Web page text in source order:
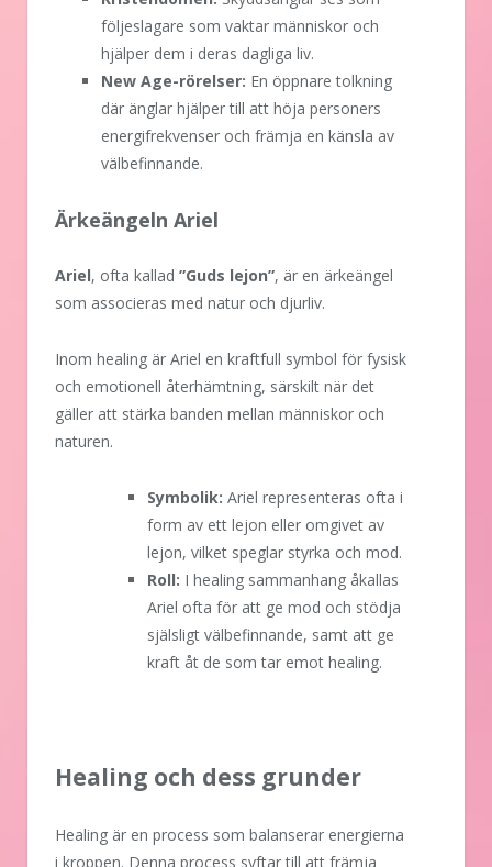
följeslagare som vaktar människor och
hjälper dem i deras dagliga liv.
New Age-rörelser: En öppnare tolkning
där änglar hjälper till att höja personers
energifrekvenser och främja en känsla av
välbefinnande.
Ärkeängeln Ariel
Ariel, ofta kallad ”Guds lejon”, är en ärkeängel
som associeras med natur och djurliv.
Inom healing är Ariel en kraftfull symbol för fysisk
och emotionell återhämtning, särskilt när det
gäller att stärka banden mellan människor och
naturen.
Symbolik: Ariel representeras ofta i
form av ett lejon eller omgivet av
lejon, vilket speglar styrka och mod.
Roll: I healing sammanhang åkallas
Ariel ofta för att ge mod och stödja
själsligt välbefinnande, samt att ge
kraft åt de som tar emot healing.
Healing och dess grunder
Healing är en process som balanserar energierna
i kroppen. Denna process syftar till att främja